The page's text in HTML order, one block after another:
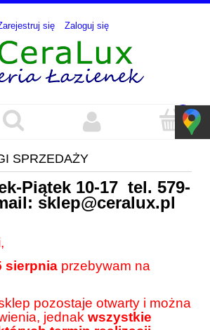
się Zaloguj się
SPRZEDAŻY
Piątek 10-17 tel. 579-
sklep@ceralux.pl
sierpnia przebywam na
pozostaje otwarty i można
jednak wszystkie